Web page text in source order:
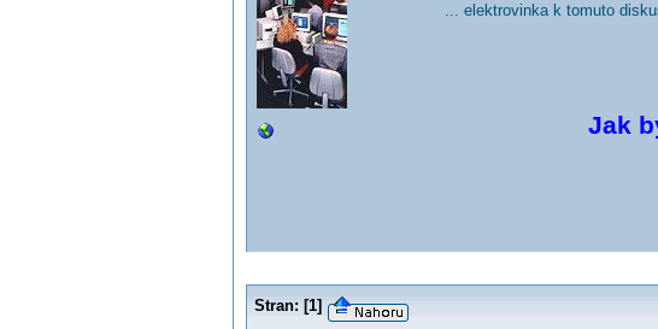
... elektrovinka k tomuto
Jak
Stran: [1]